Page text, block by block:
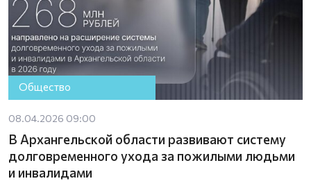
Общество
08.04.2026 09:00
В Архангельской области развивают систему
долговременного ухода за пожилыми людьми
и инвалидами